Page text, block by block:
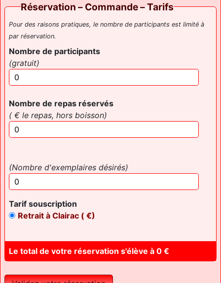
Réservation – Commande – Tarifs
Pour des raisons pratiques, le nombre de participants est limité à
par réservation.
Nombre de participants
(gratuit)
Nombre de repas réservés
( € le repas, hors boisson)
(Nombre d'exemplaires désirés)
Tarif souscription
Retrait à Clairac ( €)
Le total de votre réservation s'élève à 0 €